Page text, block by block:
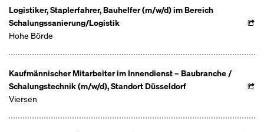
Logistiker, Staplerfahrer, Bauhelfer (m/w/d) im Bereich
Schalungssanierung/Logistik
Hohe Börde
Kaufmännischer Mitarbeiter im Innendienst – Baubranche /
Schalungstechnik (m/w/d), Standort Düsseldorf
Viersen